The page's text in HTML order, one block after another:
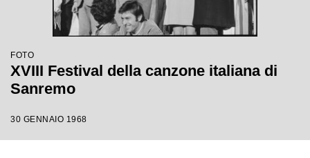
FOTO
XVIII Festival della canzone italiana di
Sanremo
30 GENNAIO 1968